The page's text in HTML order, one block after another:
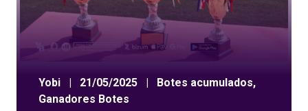
Yobi | 21/05/2025 | Botes acumulados,
Ganadores Botes